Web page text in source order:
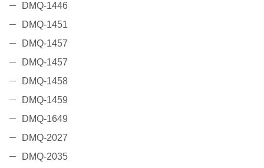
DMQ-1446
DMQ-1451
DMQ-1457
DMQ-1457
DMQ-1458
DMQ-1459
DMQ-1649
DMQ-2027
DMQ-2035